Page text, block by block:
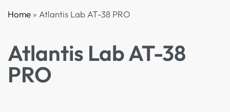
Home » Atlantis Lab AT-38 PRO
Atlantis Lab AT-38
PRO